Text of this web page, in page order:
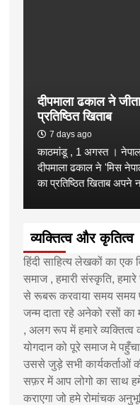
दीपमाला ढकाल ने
प्रतिष्ठित खिताब
7 days ago
काठमांडू , 1 अगस्त ।
दीपमाला ढकाल ने 'मिस
का प्रतिष्ठित खिताब अपने
व्यक्तित्व और कृतित्व
हिंदी साहित्य लेखकों का एक
समाज , हमारी संस्कृति,
से रूबरू करवाया समय समय
जन्म दाता रहे अनेको रसों
, अलग रूप में हमारे
योगदान को पूरे समाज मे
उससे जुड़े सभी कार्यकर्ताओं
सफ़र में आप लोगो का साथ
कराएगा जो हमे रोमांचक